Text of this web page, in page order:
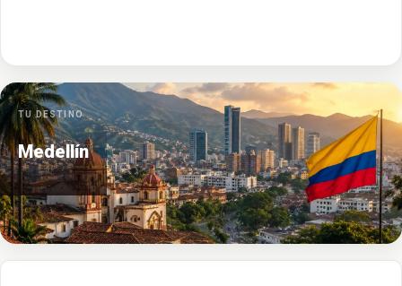
TU DESTINO
Medellín